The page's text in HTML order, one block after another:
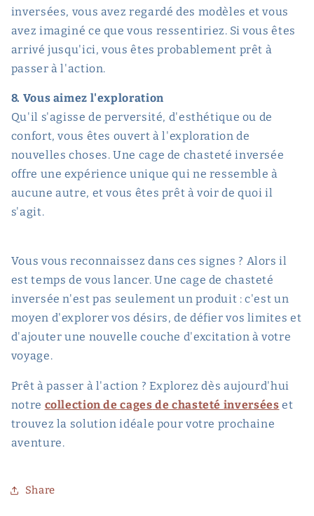
inversées, vous avez regardé des modèles et vous
avez imaginé ce que vous ressentiriez. Si vous êtes
arrivé jusqu'ici, vous êtes probablement prêt à
passer à l'action.
8. Vous aimez l'exploration
Qu'il s'agisse de perversité, d'esthétique ou de
confort, vous êtes ouvert à l'exploration de
nouvelles choses. Une cage de chasteté inversée
offre une expérience unique qui ne ressemble à
aucune autre, et vous êtes prêt à voir de quoi il
s'agit.
Vous vous reconnaissez dans ces signes ? Alors il
est temps de vous lancer. Une cage de chasteté
inversée n'est pas seulement un produit : c'est un
moyen d'explorer vos désirs, de défier vos limites et
d'ajouter une nouvelle couche d'excitation à votre
voyage.
Prêt à passer à l'action ? Explorez dès aujourd'hui
notre collection de cages de chasteté inversées et
trouvez la solution idéale pour votre prochaine
aventure.
Share